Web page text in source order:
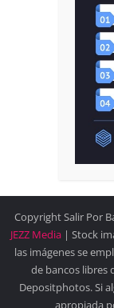
Copyright Salir Por
JEZZ Media | Stock
las imágenes se
de bancos libres
Depositphotos. Si
apropiada